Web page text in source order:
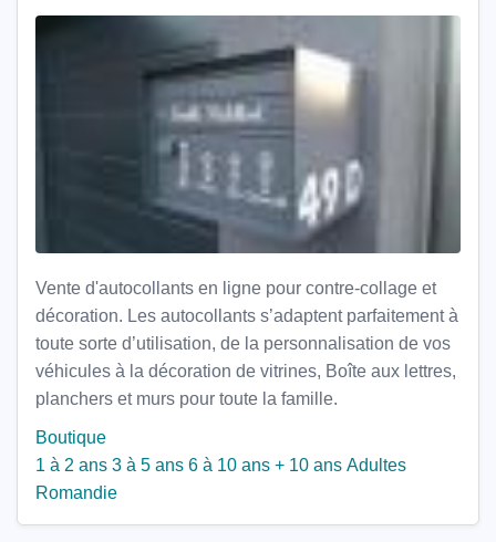
Vente d'autocollants en ligne pour contre-collage et
décoration. Les autocollants s’adaptent parfaitement à
toute sorte d’utilisation, de la personnalisation de vos
véhicules à la décoration de vitrines, Boîte aux lettres,
planchers et murs pour toute la famille.
Boutique
1 à 2 ans 3 à 5 ans 6 à 10 ans + 10 ans Adultes
Romandie